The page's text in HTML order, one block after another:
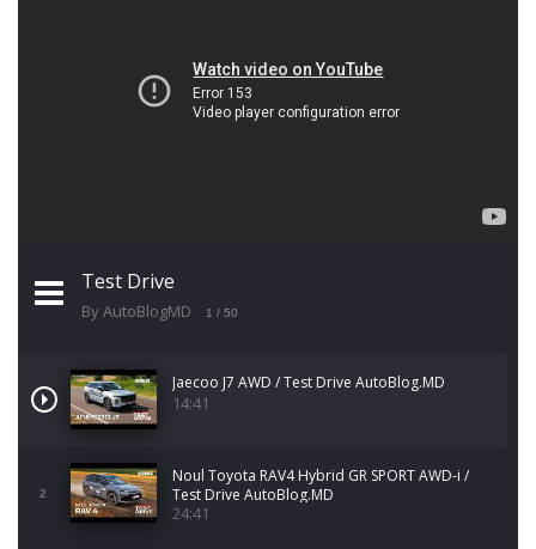
Test Drive
By AutoBlogMD 1 / 50
Jaecoo J7 AWD / Test Drive AutoBlog.MD
14:41
2
Noul Toyota RAV4 Hybrid GR SPORT AWD-i /
Test Drive AutoBlog.MD
24:41